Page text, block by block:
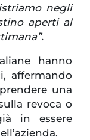
negli
aperti al
hanno
affermando
una
revoca o
in essere